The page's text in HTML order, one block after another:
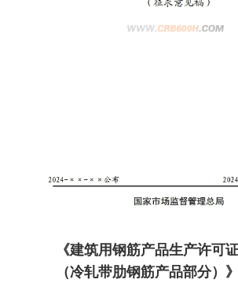
《建筑用钢筋产品生产许可
（冷轧带肋钢筋产品部分）